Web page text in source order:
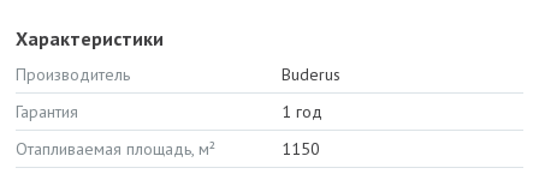
Характеристики
Производитель
Buderus
Гарантия
1 год
Отапливаемая площадь, м²
1150